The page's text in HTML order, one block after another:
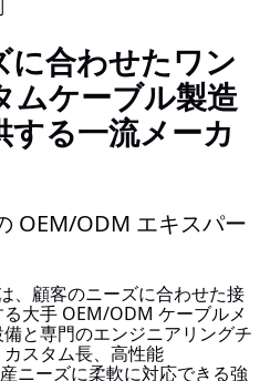
に合わせたワン
ムケーブル製造
る一流メーカ
OEM/ODM エキスパー
、顧客のニーズに合わせた接
大手 OEM/ODM ケーブルメ
と専門のエンジニアリングチ
スタム長、高性能
ニーズに柔軟に対応できる強